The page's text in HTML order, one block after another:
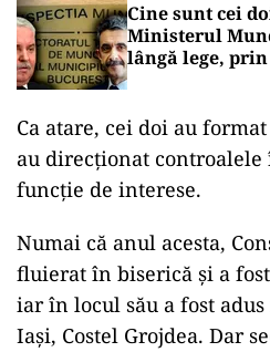
Cine sunt cei
Ministerul
lângă lege,
Ca atare, cei doi au
au direcționat
funcție de interese.
Numai că anul acesta,
fluierat în biserică și a
iar în locul său a fost
Iași, Costel Grojdea. Dar